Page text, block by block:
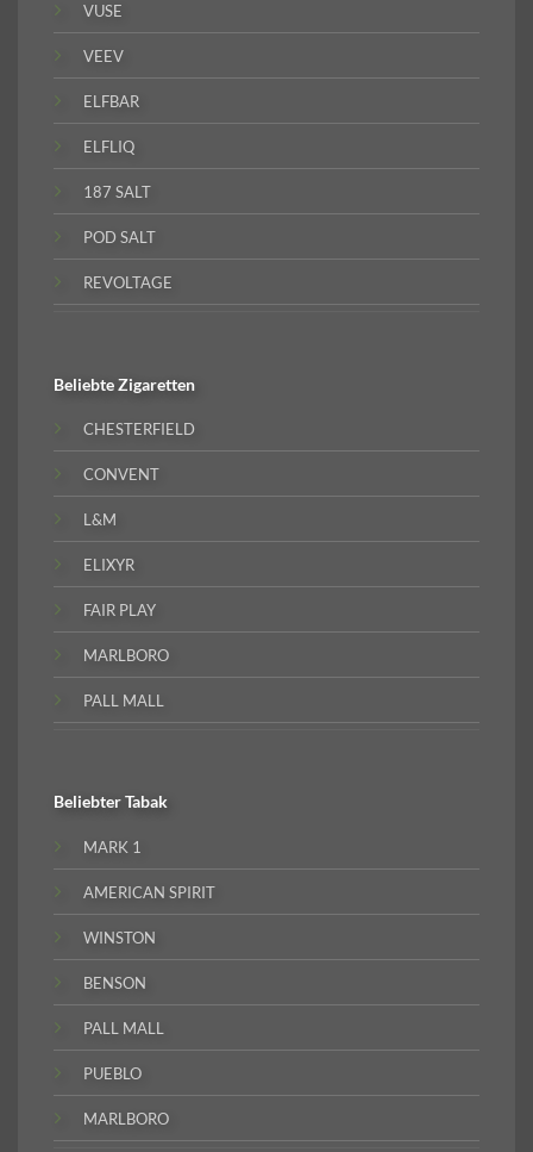
VUSE
VEEV
ELFBAR
ELFLIQ
187 SALT
POD SALT
REVOLTAGE
BeliebteZigaretten
CHESTERFIELD
CONVENT
L&M
ELIXYR
FAIR PLAY
MARLBORO
PALL MALL
BeliebterTabak
MARK 1
AMERICAN SPIRIT
WINSTON
BENSON
PALL MALL
PUEBLO
MARLBORO